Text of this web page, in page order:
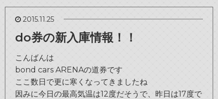
bond yahoo! ショッピング
WRAPPING
POLISH
bond SAKAWA
bond OMIYA
bond KATSUSHIKA
bond NAGOYA
サステナビリティ
会社概要
沿革
RECRUIT
2015.11.25
do券の新入庫情報！！
こんばんは
bond cars ARENAの道券です
ここ数日で更に寒くなってきましたね
因みに今日の最高気温は12度だそうで、昨日は17度で